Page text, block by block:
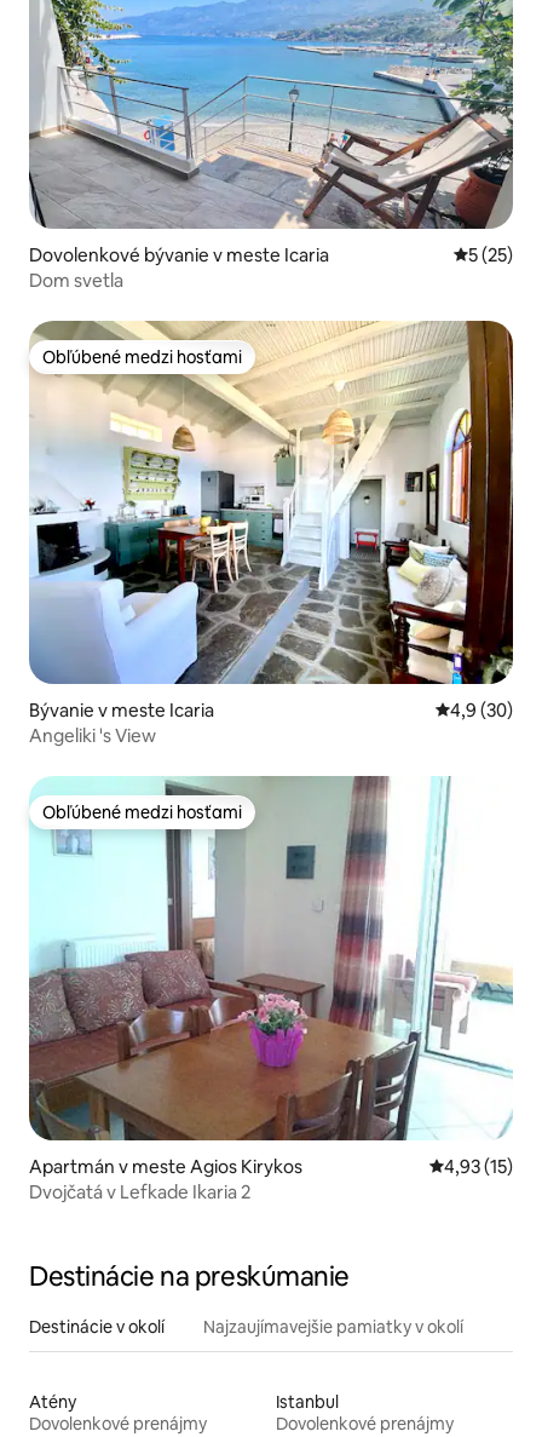
Dovolenkové bývanie v meste Icaria
5 (25)
Dom svetla
Obľúbené medzi hosťami
Obľúbené medzi hosťami
Bývanie v meste Icaria Priemerné
4,9 (30)
Angeliki 's View
Obľúbené medzi hosťami
Obľúbené medzi hosťami
Apartmán v meste Agios Kirykos Priemerné
4,93 (15)
Dvojčatá v Lefkade Ikaria 2
Destinácie na preskúmanie
Destinácie v okolí Najzaujímavejšie pamiatky v okolí
Atény
Dovolenkové prenájmy
Istanbul
Dovolenkové prenájmy